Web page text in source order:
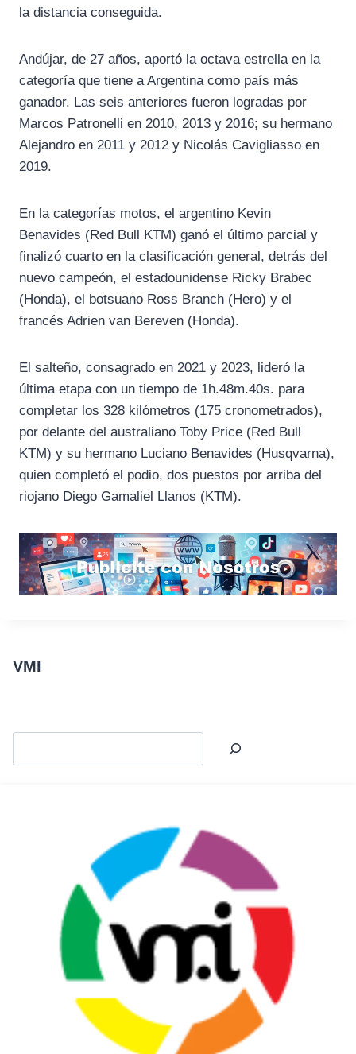
la distancia conseguida.
Andújar, de 27 años, aportó la octava estrella en la
categoría que tiene a Argentina como país más
ganador. Las seis anteriores fueron logradas por
Marcos Patronelli en 2010, 2013 y 2016; su hermano
Alejandro en 2011 y 2012 y Nicolás Cavigliasso en
2019.
En la categorías motos, el argentino Kevin
Benavides (Red Bull KTM) ganó el último parcial y
finalizó cuarto en la clasificación general, detrás del
nuevo campeón, el estadounidense Ricky Brabec
(Honda), el botsuano Ross Branch (Hero) y el
francés Adrien van Bereven (Honda).
El salteño, consagrado en 2021 y 2023, lideró la
última etapa con un tiempo de 1h.48m.40s. para
completar los 328 kilómetros (175 cronometrados),
por delante del australiano Toby Price (Red Bull
KTM) y su hermano Luciano Benavides (Husqvarna),
quien completó el podio, dos puestos por arriba del
riojano Diego Gamaliel Llanos (KTM).
VMI